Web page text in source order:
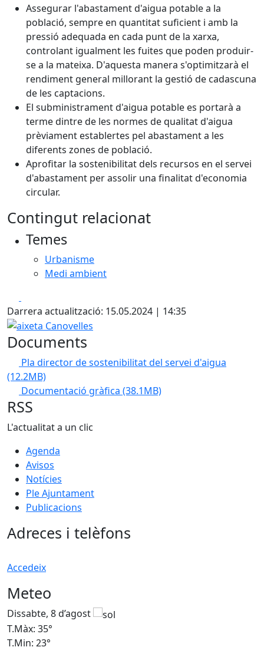
Assegurar l'abastament d'aigua potable a la
població, sempre en quantitat suficient i amb la
pressió adequada en cada punt de la xarxa,
controlant igualment les fuites que poden produir-
se a la mateixa. D'aquesta manera s'optimitzarà el
rendiment general millorant la gestió de cadascuna
de les captacions.
El subministrament d'aigua potable es portarà a
terme dintre de les normes de qualitat d'aigua
prèviament establertes pel abastament a les
diferents zones de població.
Aprofitar la sostenibilitat dels recursos en el servei
d'abastament per assolir una finalitat d'economia
circular.
Contingut relacionat
Temes
Urbanisme
Medi ambient
Darrera actualització: 15.05.2024 | 14:35
aixeta Canovelles
Documents
Pla director de sostenibilitat del servei d'aigua
(12.2MB)
Documentació gràfica (38.1MB)
RSS
L'actualitat a un clic
Agenda
Avisos
Notícies
Ple Ajuntament
Publicacions
Adreces i telèfons
Accedeix
Meteo
Dissabte, 8 d’agost
T.Màx: 35°
T.Min: 23°